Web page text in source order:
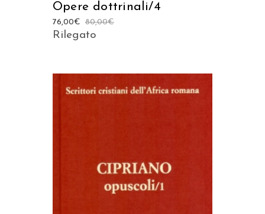
Opere dottrinali/4
80,00€
76,00€
Rilegato